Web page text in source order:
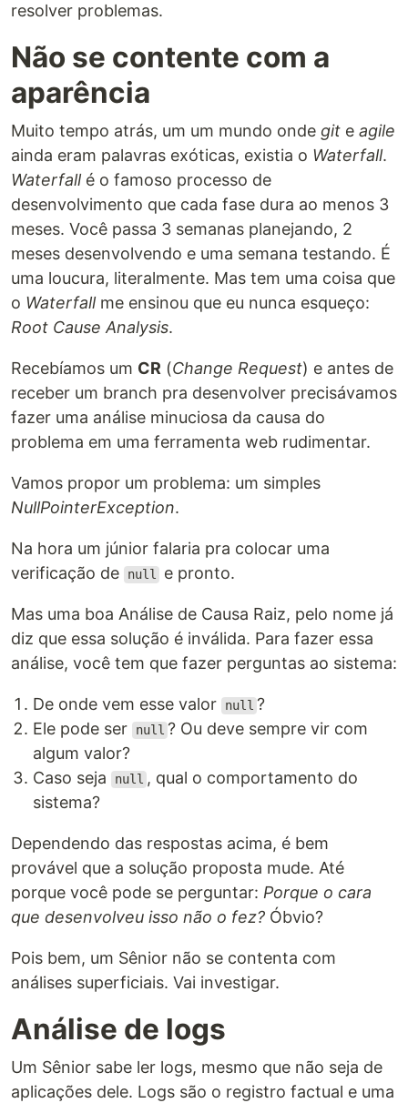
resolver problemas.
Não se contente com a
aparência
Muito tempo atrás, um um mundo onde git e agile
ainda eram palavras exóticas, existia o Waterfall.
Waterfallé o famoso processo de
desenvolvimento que cada fase dura ao menos 3
meses. Você passa 3 semanas planejando, 2
meses desenvolvendo e uma semana testando. É
uma loucura, literalmente. Mas tem uma coisa que
o Waterfallme ensinou que eu nunca esqueço:
Root Cause Analysis.
Recebíamos um CR (Change Request) e antes de
receber um branch pra desenvolver precisávamos
fazer uma análise minuciosa da causa do
problema em uma ferramenta web rudimentar.
Vamos propor um problema: um simples
NullPointerException.
Na hora um júnior falaria pra colocar uma
verificação de
null e pronto.
Mas uma boa Análise de Causa Raiz, pelo nome já
diz que essa solução é inválida. Para fazer essa
análise, você tem que fazer perguntas ao sistema:
De onde vem esse valor null ?
Ele pode ser
null ? Ou deve sempre vir com
algum valor?
Caso seja
null , qual o comportamento do
sistema?
Dependendo das respostas acima, é bem
provável que a solução proposta mude. Até
porque você pode se perguntar: Porque o cara
que desenvolveu isso não o fez? Óbvio?
Pois bem, um Sênior não se contenta com
análises superficiais. Vai investigar.
Análise de logs
Um Sênior sabe ler logs, mesmo que não seja de
aplicações dele. Logs são o registro factual e uma